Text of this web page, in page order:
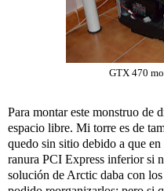
GTX 470
Para montar este monstruo de
espacio libre. Mi torre es de
quedo sin sitio debido a que
ranura PCI Express inferior si
solución de Arctic daba con